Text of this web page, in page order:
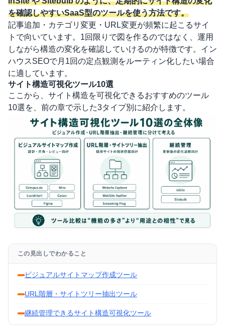
を確認しやすいSaaS型のツールを使う方法です。
記事追加・カテゴリ変更・URL変更が頻繁に起こるサイ
トで向いています。1回限りで図を作るのではなく、運用
しながら構造の変化を確認していけるのが特徴です。イン
ハウスSEOで月1回の定点観測をルーティン化したい場合
に適しています。
サイト構造可視化ツール10選
ここから、サイト構造を可視化できるおすすめのツール
10選を、前の章で示した3タイプ別に紹介します。
この見出しでわかること
ビジュアルサイトマップ作成ツール
URL階層・サイトツリー抽出ツール
継続管理できるサイト構造可視化ツール